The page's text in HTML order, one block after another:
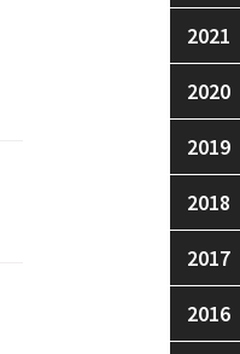
2021
2020
2019
2018
2017
2016